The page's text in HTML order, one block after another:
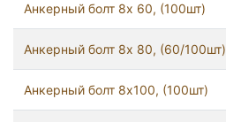
Анкерный болт 8x 60, (100шт)
Анкерный болт 8x 80, (60/100шт)
Анкерный болт 8x100, (100шт)